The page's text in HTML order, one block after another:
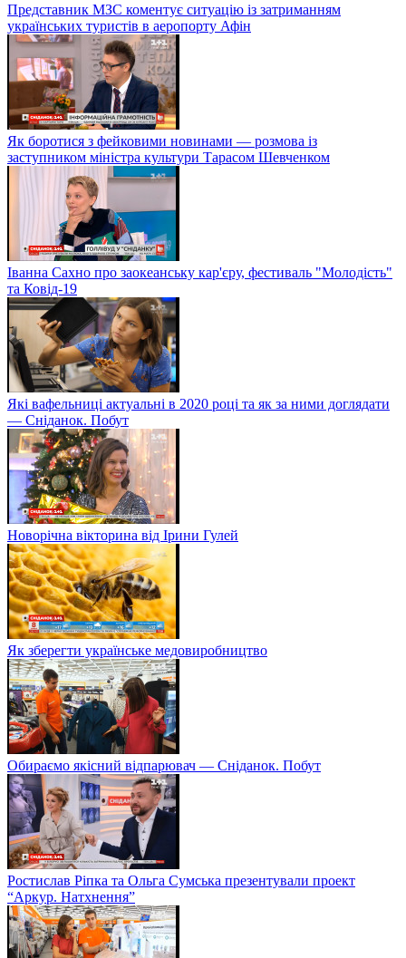
Представник МЗС коментує ситуацію із затриманням
українських туристів в аеропорту Афін
Як боротися з фейковими новинами — розмова із
заступником міністра культури Тарасом Шевченком
Іванна Сахно про заокеанську кар'єру, фестиваль "Молодість"
та Ковід-19
Які вафельниці актуальні в 2020 році та як за ними доглядати
— Сніданок. Побут
Новорічна вікторина від Ірини Гулей
Як зберегти українське медовиробництво
Обираємо якісний відпарювач — Сніданок. Побут
Ростислав Ріпка та Ольга Сумська презентували проект
“Аркур. Натхнення”